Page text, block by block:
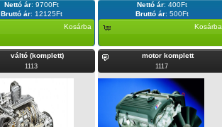
Nettó ár: 9700Ft
Bruttó ár: 12125Ft
Kosárba
Nettó ár: 400Ft
Bruttó ár: 500Ft
Kosárba
váltó (komplett)
1113
motor komplett
1117